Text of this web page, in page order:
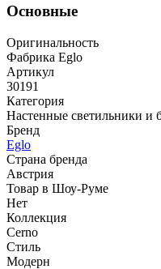
Основные
Оригинальность
Фабрика Eglo
Артикул
30191
Категория
Настенные светильники и
Бренд
Eglo
Страна бренда
Австрия
Товар в Шоу-Руме
Нет
Коллекция
Cerno
Стиль
Модерн